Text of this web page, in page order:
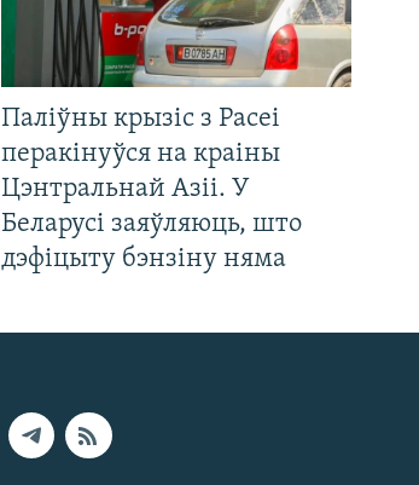
Паліўны крызіс з Расеі
перакінуўся на краіны
Цэнтральнай Азіі. У
Беларусі заяўляюць, што
дэфіцыту бэнзіну няма